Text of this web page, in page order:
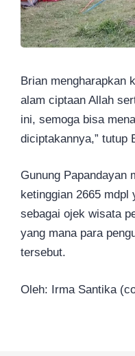
Brian mengharapkan
alam ciptaan Allah
ini, semoga bisa
diciptakannya,” tutup
Gunung Papandayan
ketinggian 2665 mdpl
sebagai ojek wisata
yang mana para
tersebut.
Oleh: Irma Santika